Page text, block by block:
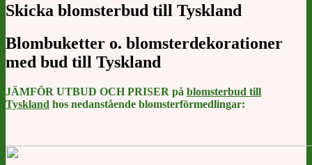
Skicka blomsterbud till Tyskland
Blombuketter o. blomsterdekorationer
med bud till Tyskland
JÄMFÖR UTBUD OCH PRISER på blomsterbud till
Tyskland hos nedanstående blomsterförmedlingar: